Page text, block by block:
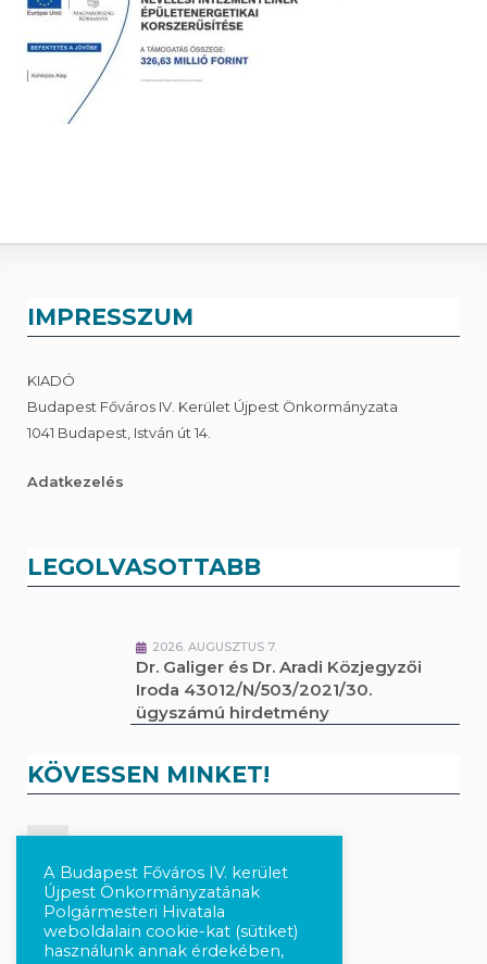
IMPRESSZUM
KIADÓ
Budapest Főváros IV. Kerület Újpest Önkormányzata
1041 Budapest, István út 14.
Adatkezelés
LEGOLVASOTTABB
2026. AUGUSZTUS 7.
Dr. Galiger és Dr. Aradi Közjegyzői
Iroda 43012/N/503/2021/30.
ügyszámú hirdetmény
KÖVESSEN MINKET!
Követés Instagram-on
A Budapest Főváros IV. kerület
Újpest Önkormányzatának
Polgármesteri Hivatala
weboldalain cookie-kat (sütiket)
használunk annak érdekében,